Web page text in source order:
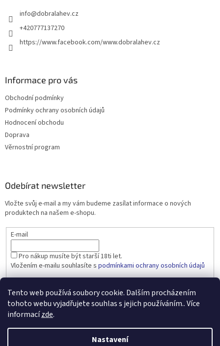
Tento web používá soubory cookie. Dalším procházením
tohoto webu vyjadřujete souhlas s jejich používáním.. Více
informacízde.
Nastavení
info@dobralahev.cz
+420777137270
https://www.facebook.com/www.dobralahev.cz
Informace pro vás
Obchodní podmínky
Podmínky ochrany osobních údajů
Hodnocení obchodu
Doprava
Věrnostní program
Odebírat newsletter
Vložte svůj e-mail a my vám budeme zasílat informace o nových
produktech na našem e-shopu.
E-mail
Pro nákup musíte být starší 18ti let.
Vložením e-mailu souhlasíte s podmínkami ochrany osobních údajů
PŘIHLÁSIT SE